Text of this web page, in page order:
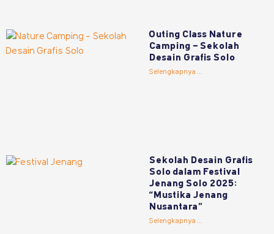
Outing Class Nature
Camping – Sekolah
Desain Grafis Solo
Selengkapnya ...
Sekolah Desain Grafis
Solo dalam Festival
Jenang Solo 2025:
“Mustika Jenang
Nusantara”
Selengkapnya ...